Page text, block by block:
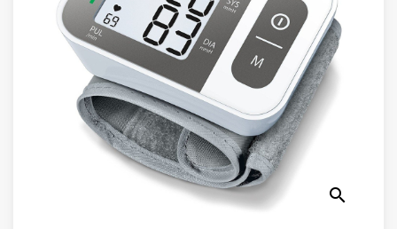
Electroménager
search